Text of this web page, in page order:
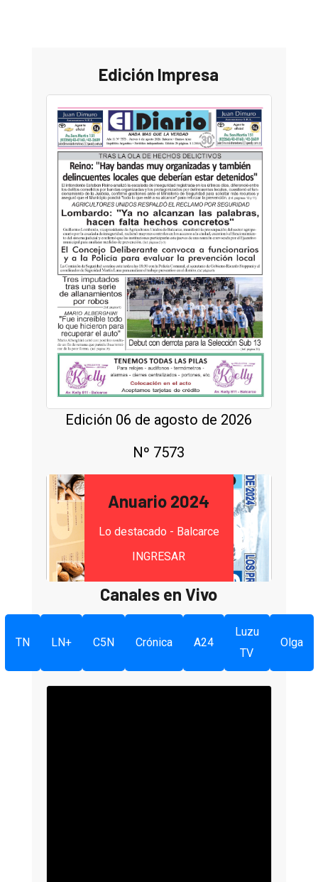
Edición Impresa
Edición 06 de agosto de 2026
Nº 7573
Anuario 2024
Lo destacado - Balcarce
INGRESAR
Canales en Vivo
TN LN+ C5N Crónica A24
Luzu
TV
Olga